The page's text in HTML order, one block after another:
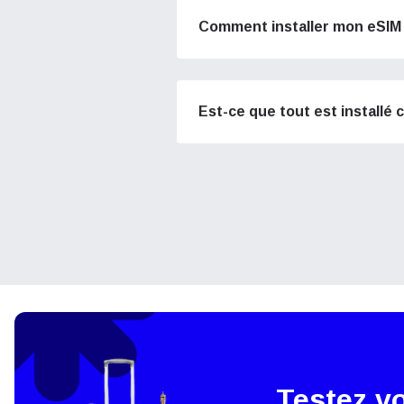
Comment installer mon
Est-ce que tout est installé